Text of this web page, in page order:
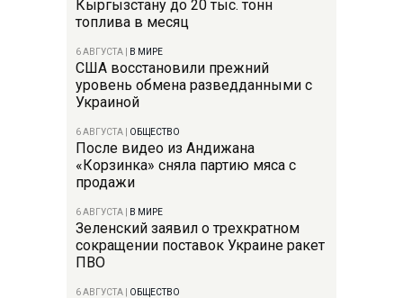
Кыргызстану до 20 тыс. тонн
топлива в месяц
6 АВГУСТА В МИРЕ
США восстановили прежний
уровень обмена разведданными с
Украиной
6 АВГУСТА ОБЩЕСТВО
После видео из Андижана
«Корзинка» сняла партию мяса с
продажи
6 АВГУСТА В МИРЕ
Зеленский заявил о трехкратном
сокращении поставок Украине ракет
ПВО
6 АВГУСТА ОБЩЕСТВО